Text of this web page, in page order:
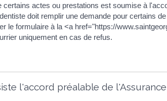
certains actes ou prestations est soumise à
doit remplir une demande pour certains
le formulaire à la <a href="https://
uniquement en cas de refus.
l'accord préalable de